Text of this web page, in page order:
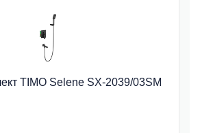
TIMO Selene SX-2039/03SM